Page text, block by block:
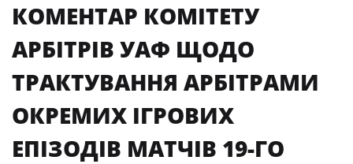
КОМЕНТАР КОМІТЕТУ
АРБІТРІВ УАФ ЩОДО
ТРАКТУВАННЯ АРБІТРАМИ
ОКРЕМИХ ІГРОВИХ
ЕПІЗОДІВ МАТЧІВ 19-ГО